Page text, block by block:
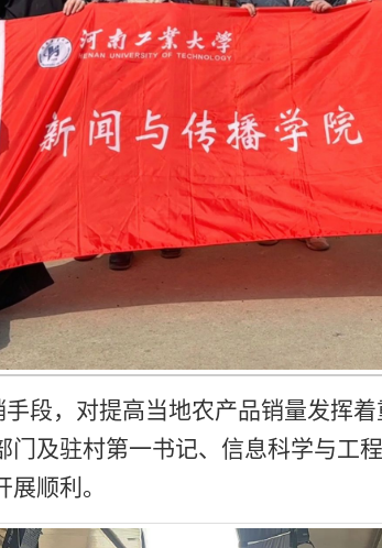
段，对提高当地农产品销量发挥
及驻村第一书记、信息科学与工
顺利。